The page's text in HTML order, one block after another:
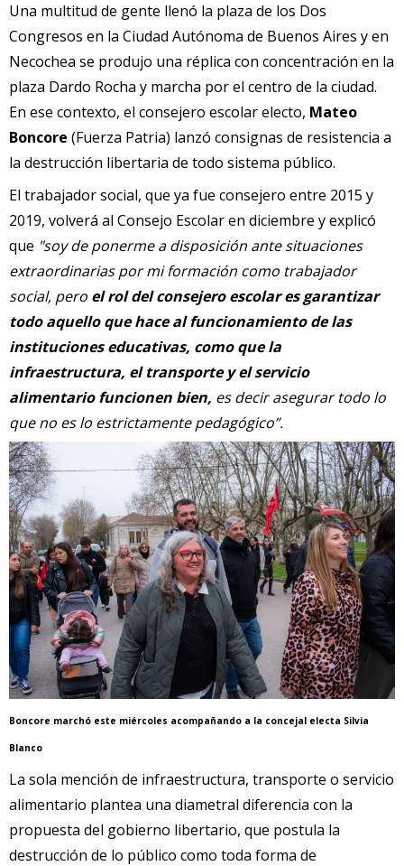
Una multitud de gente llenó la plaza de los Dos
Congresos en la Ciudad Autónoma de Buenos Aires y en
Necochea se produjo una réplica con concentración en la
plaza Dardo Rocha y marcha por el centro de la ciudad.
En ese contexto, el consejero escolar electo, Mateo
Boncore (Fuerza Patria) lanzó consignas de resistencia a
la destrucción libertaria de todo sistema público.
El trabajador social, que ya fue consejero entre 2015 y
2019, volverá al Consejo Escolar en diciembre y explicó
que "soy de ponerme a disposición ante situaciones
extraordinarias por mi formación como trabajador
social, pero el rol del consejero escolar es garantizar
todo aquello que hace al funcionamiento de las
instituciones educativas, como que la
infraestructura, el transporte y el servicio
alimentario funcionen bien, es decir asegurar todo lo
que no es lo estrictamente pedagógico”.
Boncore marchó este miércoles acompañando a la concejal electa Silvia
Blanco
La sola mención de infraestructura, transporte o servicio
alimentario plantea una diametral diferencia con la
propuesta del gobierno libertario, que postula la
destrucción de lo público como toda forma de